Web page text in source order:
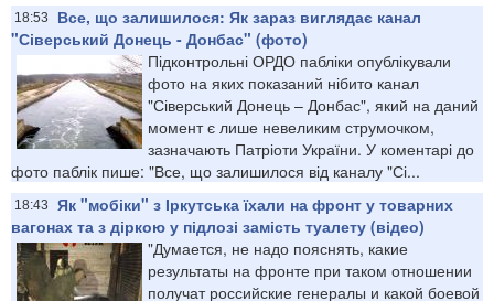
18:53
Все, що залишилося: Як зараз виглядає канал
"Сіверський Донець - Донбас" (фото)
Підконтрольні ОРДО пабліки опублікували
фото на яких показаний нібито канал
"Сіверський Донець – Донбас", який на даний
момент є лише невеликим струмочком,
зазначають Патріоти України. У коментарі до
фото паблік пише: "Все, що залишилося від каналу "Сі...
18:43
Як "мобіки" з Іркутська їхали на фронт у товарних
вагонах та з діркою у підлозі замість туалету (відео)
"Думается, не надо пояснять, какие
результаты на фронте при таком отношении
получат российские генералы и какой боевой